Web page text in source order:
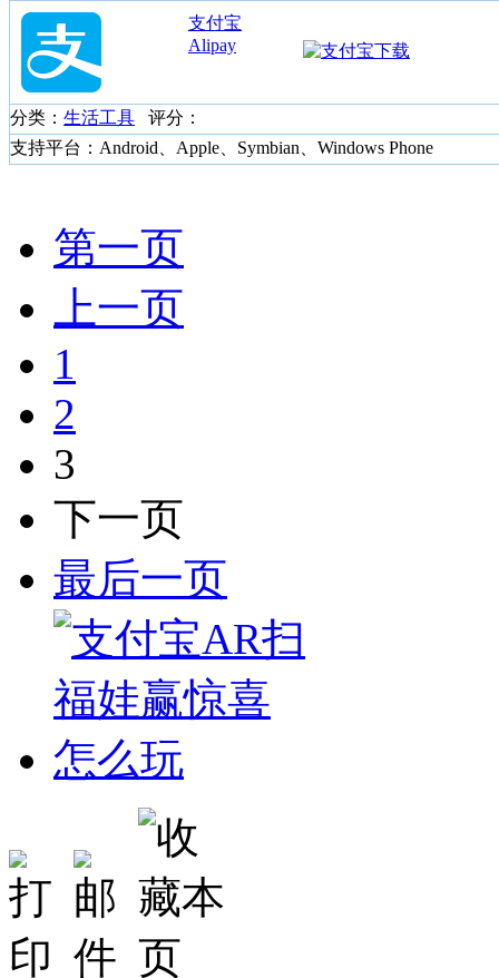
支付宝
Alipay
分类： 生活工具 评分：
支持平台：Android、Apple、Symbian、Windows Phone
第一页
上一页
1
2
3
下一页
最后一页